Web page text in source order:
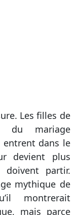
Les filles de
du mariage
dans le
devient plus
doivent partir.
mythique de
montrerait
mais parce